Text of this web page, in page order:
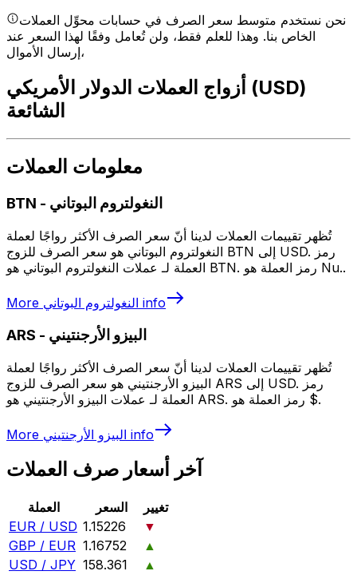
نحن نستخدم متوسط سعر الصرف في حسابات محوِّل العملات
الخاص بنا. وهذا للعلم فقط، ولن تُعامل وفقًا لهذا السعر عند
إرسال الأموال،
أزواج العملات الدولار الأمريكي (USD)
الشائعة
معلومات العملات
BTN - النغولتروم البوتاني
تُظهر تقييمات العملات لدينا أنّ سعر الصرف الأكثر رواجًا لعملة
النغولتروم البوتاني هو سعر الصرف للزوج BTN إلى USD. رمز
العملة لـ عملات النغولتروم البوتاني هو BTN. رمز العملة هو Nu..
More النغولتروم البوتاني info
ARS - البيزو الأرجنتيني
تُظهر تقييمات العملات لدينا أنّ سعر الصرف الأكثر رواجًا لعملة
البيزو الأرجنتيني هو سعر الصرف للزوج ARS إلى USD. رمز
العملة لـ عملات البيزو الأرجنتيني هو ARS. رمز العملة هو $.
More البيزو الأرجنتيني info
آخر أسعار صرف العملات
العملة السعر
تغيير
EUR / USD 1.15226
▼
GBP / EUR 1.16752
▲
USD / JPY 158.361
▲